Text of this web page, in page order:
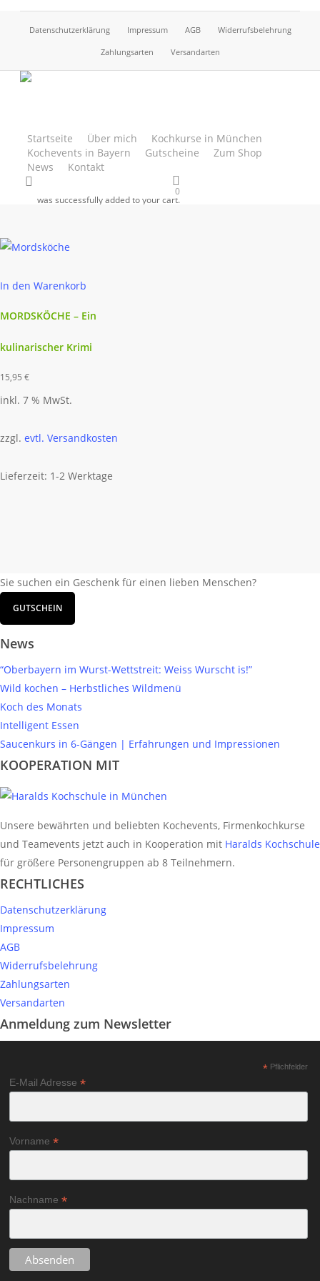
Datenschutzerklärung Impressum AGB Widerrufsbelehrung
Zahlungsarten Versandarten
Startseite Über mich
Kochkurse in München
Kochevents in Bayern
Gutscheine
Zum Shop
News
Kontakt
0
was successfully added to your cart.
Einzelnes Ergebnis wird angezeigt
Startseite
Produkte
verschlagwortet mit
„Kriminalroman“
In den Warenkorb
MORDSKÖCHE – Ein
kulinarischer Krimi
15,95 €
inkl. 7 % MwSt.
zzgl. evtl. Versandkosten
Lieferzeit: 1-2 Werktage
Sie suchen ein Geschenk für einen lieben Menschen?
GUTSCHEIN
News
“Oberbayern im Wurst-Wettstreit: Weiss Wurscht is!”
Wild kochen – Herbstliches Wildmenü
Koch des Monats
Intelligent Essen
Saucenkurs in 6-Gängen | Erfahrungen und Impressionen
KOOPERATION MIT
Unsere bewährten und beliebten Kochevents, Firmenkochkurse
und Teamevents jetzt auch in Kooperation mit Haralds Kochschule
für größere Personengruppen ab 8 Teilnehmern.
RECHTLICHES
Datenschutzerklärung
Impressum
AGB
Widerrufsbelehrung
Zahlungsarten
Versandarten
Anmeldung zum Newsletter
*Pflichfelder
E-Mail Adresse*
Vorname*
Nachname*